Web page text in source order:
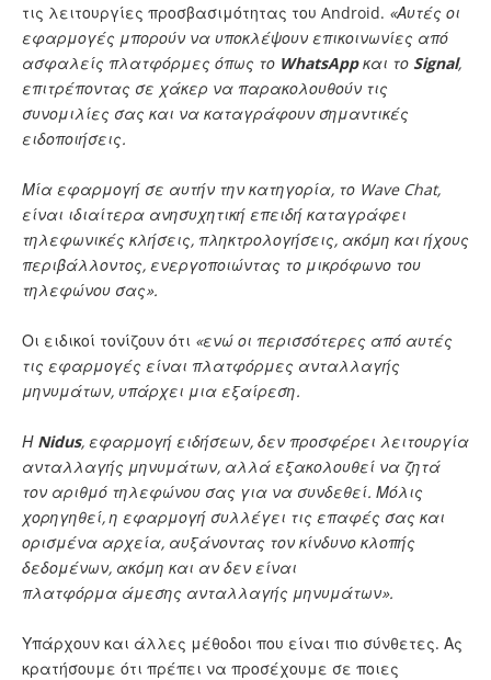
τις λειτουργίες προσβασιμότητας του Android. «Αυτές οι
εφαρμογές μπορούν να υποκλέψουν επικοινωνίες από
ασφαλείς πλατφόρμες όπως το WhatsAppκαι το Signal,
επιτρέποντας σε χάκερ να παρακολουθούν τις
συνομιλίες σας και να καταγράφουν σημαντικές
ειδοποιήσεις.
Μία εφαρμογή σε αυτήν την κατηγορία, το Wave Chat,
είναι ιδιαίτερα ανησυχητική επειδή καταγράφει
τηλεφωνικές κλήσεις, πληκτρολογήσεις, ακόμη και ήχους
περιβάλλοντος, ενεργοποιώντας το μικρόφωνο του
τηλεφώνου σας».
Οι ειδικοί τονίζουν ότι «ενώ οι περισσότερες από αυτές
τις εφαρμογές είναι πλατφόρμες ανταλλαγής
μηνυμάτων, υπάρχει μια εξαίρεση.
Η Nidus, εφαρμογή ειδήσεων, δεν προσφέρει λειτουργία
ανταλλαγής μηνυμάτων, αλλά εξακολουθεί να ζητά
τον αριθμό τηλεφώνου σας για να συνδεθεί. Μόλις
χορηγηθεί, η εφαρμογή συλλέγει τις επαφές σας και
ορισμένα αρχεία, αυξάνοντας τον κίνδυνο κλοπής
δεδομένων, ακόμη και αν δεν είναι
πλατφόρμα άμεσης ανταλλαγής μηνυμάτων».
Υπάρχουν και άλλες μέθοδοι που είναι πιο σύνθετες. Ας
κρατήσουμε ότι πρέπει να προσέχουμε σε ποιες